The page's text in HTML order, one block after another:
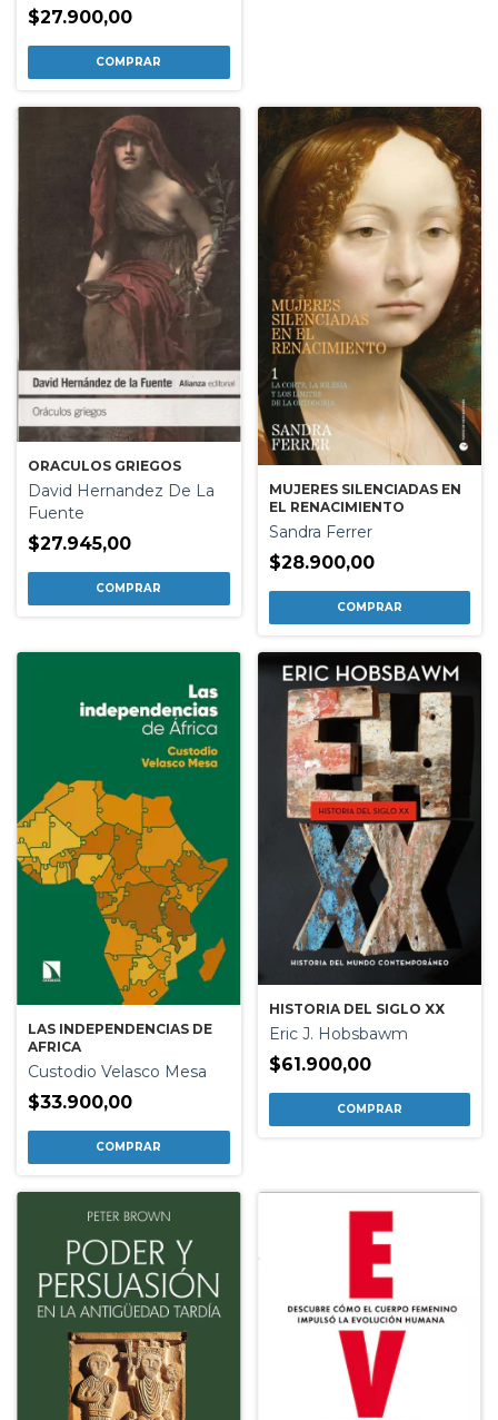
$27.900,00
ORACULOS GRIEGOS
David Hernandez De La
Fuente
$27.945,00
MUJERES SILENCIADAS EN
EL RENACIMIENTO
Sandra Ferrer
$28.900,00
LAS INDEPENDENCIAS DE
AFRICA
Custodio Velasco Mesa
$33.900,00
HISTORIA DEL SIGLO XX
Eric J. Hobsbawm
$61.900,00